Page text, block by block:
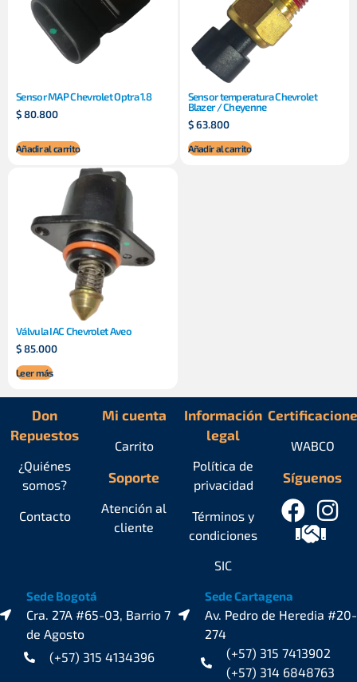
Sensor MAP Chevrolet Optra 1.8
$80.800
Añadir al carrito
Sensor temperatura Chevrolet
Blazer / Cheyenne
$63.800
Añadir al carrito
Válvula IAC Chevrolet Aveo
$85.000
Leer más
Don
Repuestos
¿Quiénes
somos?
Contacto
Mi cuenta
Carrito
Soporte
Atención al
cliente
Información
legal
Política de
privacidad
Términos y
condiciones
SIC
Síguenos
WABCO
Sede Bogotá
Cra. 27A #65-03, Barrio 7
de Agosto
(+57) 315 4134396
Sede Cartagena
Av. Pedro de Heredia #20-
274
(+57) 315 7413902
(+57) 314 6848763